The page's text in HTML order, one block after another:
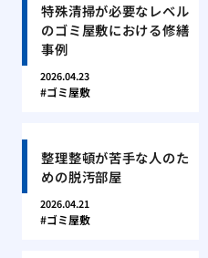
特殊清掃が必要なレベル
のゴミ屋敷における修繕
事例
2026.04.23
ゴミ屋敷
整理整頓が苦手な人のた
めの脱汚部屋
2026.04.21
ゴミ屋敷